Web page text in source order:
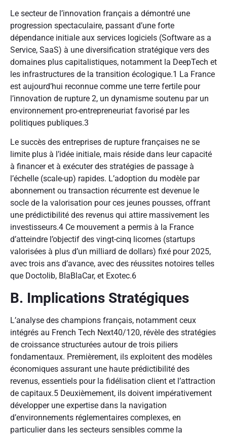
Le secteur de l’innovation français a démontré une
progression spectaculaire, passant d’une forte
dépendance initiale aux services logiciels (Software as a
Service, SaaS) à une diversification stratégique vers des
domaines plus capitalistiques, notamment la DeepTech et
les infrastructures de la transition écologique.1 La France
est aujourd’hui reconnue comme une terre fertile pour
l’innovation de rupture 2, un dynamisme soutenu par un
environnement pro-entrepreneuriat favorisé par les
politiques publiques.3
Le succès des entreprises de rupture françaises ne se
limite plus à l’idée initiale, mais réside dans leur capacité
à financer et à exécuter des stratégies de passage à
l’échelle (scale-up) rapides. L’adoption du modèle par
abonnement ou transaction récurrente est devenue le
socle de la valorisation pour ces jeunes pousses, offrant
une prédictibilité des revenus qui attire massivement les
investisseurs.4 Ce mouvement a permis à la France
d’atteindre l’objectif des vingt-cinq licornes (startups
valorisées à plus d’un milliard de dollars) fixé pour 2025,
avec trois ans d’avance, avec des réussites notoires telles
que Doctolib, BlaBlaCar, et Exotec.6
B. Implications Stratégiques
L’analyse des champions français, notamment ceux
intégrés au French Tech Next40/120, révèle des stratégies
de croissance structurées autour de trois piliers
fondamentaux. Premièrement, ils exploitent des modèles
économiques assurant une haute prédictibilité des
revenus, essentiels pour la fidélisation client et l’attraction
de capitaux.5 Deuxièmement, ils doivent impérativement
développer une expertise dans la navigation
d’environnements réglementaires complexes, en
particulier dans les secteurs sensibles comme la